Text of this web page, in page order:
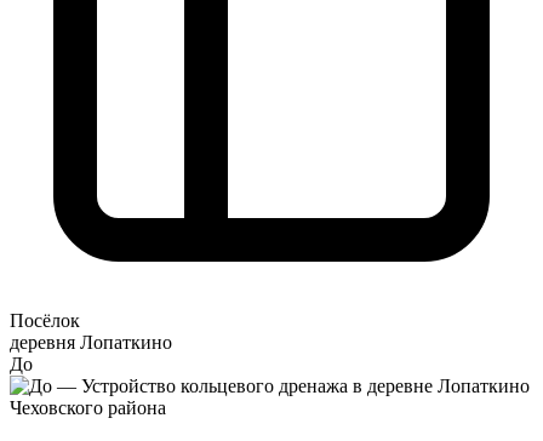
Посёлок
деревня Лопаткино
До